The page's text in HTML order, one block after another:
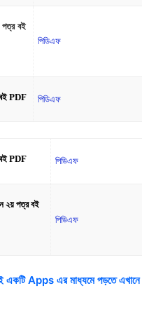
পত্র বই
পিডিএফ
PDF পিডিএফ
PDF পিডিএফ
২য় পত্র বই
পিডিএফ
একটি Apps এর মাধ্যমে পড়তে